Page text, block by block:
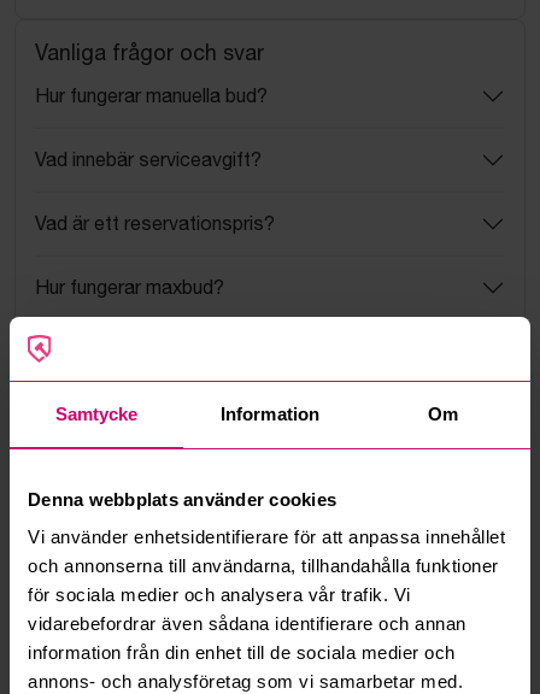
Samtycke Information Om
Denna webbplats använder cookies
Vi använder enhetsidentifierare för att anpassa innehållet
och annonserna till användarna, tillhandahålla funktioner
för sociala medier och analysera vår trafik. Vi
vidarebefordrar även sådana identifierare och annan
information från din enhet till de sociala medier och
annons- och analysföretag som vi samarbetar med.
Vanliga frågor och svar
Hur fungerar manuella bud?
Vad innebär serviceavgift?
Vad är ett reservationspris?
Hur fungerar maxbud?
Hur fungerar budmotorn?
Kan jag ångra ett bud?
Läs fler frågor och svar
Mer från samma kategori